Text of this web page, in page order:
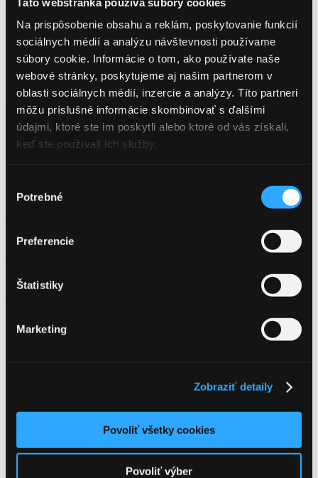
Na prispôsobenie obsahu a reklám, poskytovanie funkcií
sociálnych médií a analýzu návštevnosti používame
súbory cookie. Informácie o tom, ako používate naše
webové stránky, poskytujeme aj našim partnerom v
oblasti sociálnych médií, inzercie a analýzy. Títo partneri
môžu príslušné informácie skombinovať s ďalšími
údajmi, ktoré ste im poskytli alebo ktoré od vás získali,
keď ste používali ich služby.
súhlasu
Potrebné
Preferencie
Štatistiky
Marketing
Zobraziť detaily
Povoliť všetky cookies
Povoliť výber
sebou!
Užili sme si krásne slnečné počasie, výbornú spoločnosť, bazén aj
nádherné prostredie u Da Andrea – Bratislava a vychutnali sme si
chladený sekt z kolekcie Hubert ICE Club a Hubert Club🥂.
O skvelú atmosféru sa postarali aj šikovné tanečnice
@diana_la_pantera, vďaka ktorým sa naši hostia mohli naučiť aj
Ďakujeme a tešíme sa, že sme spolu odštartovali tohtoročnú letnú
Za aftermovie ďakujeme @
Pozrieť si ho môžete